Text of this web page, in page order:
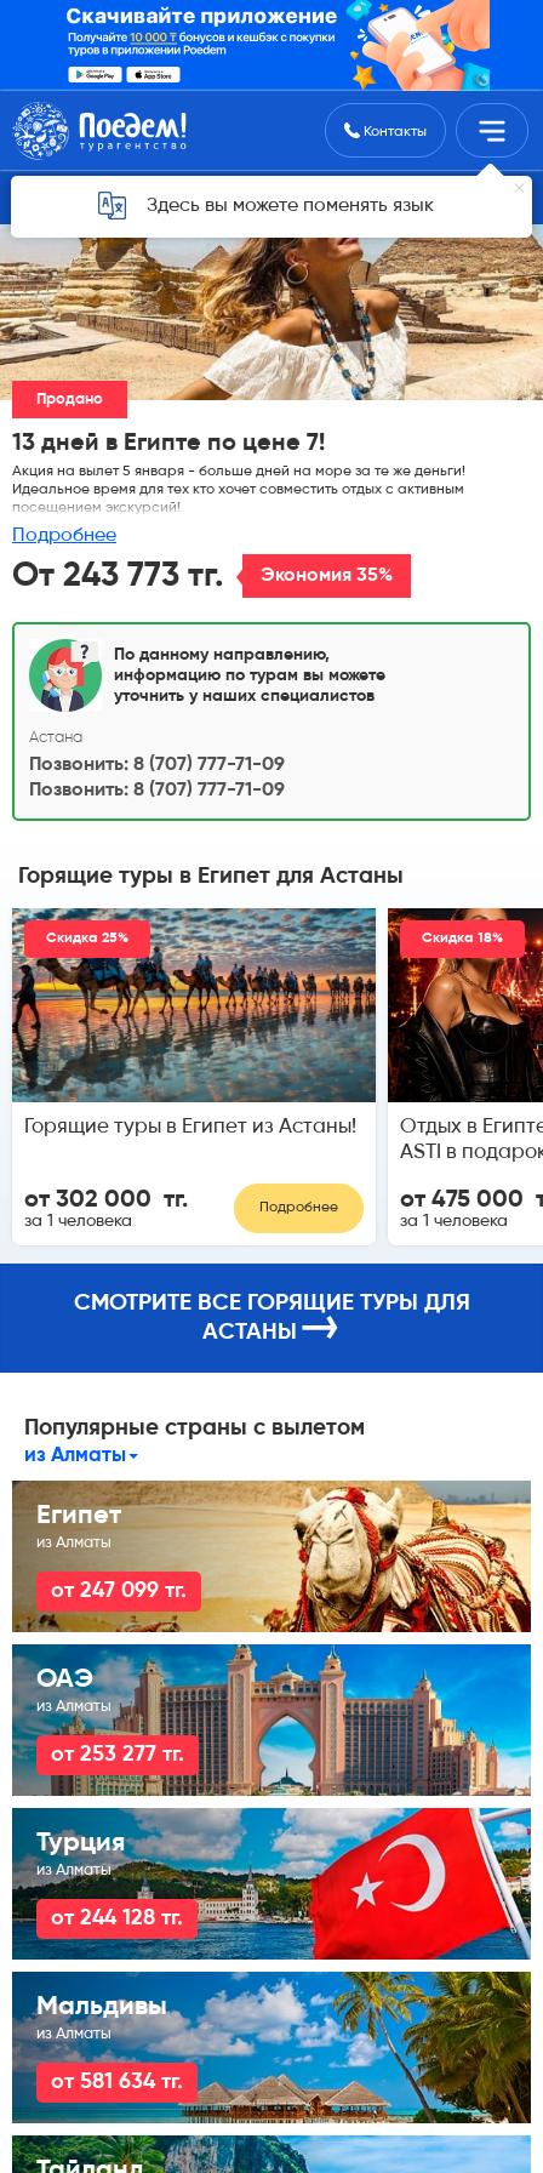
Поиск туровКонтакты
Здесь вы можете поменять язык
Горящие туры для Астаны
Продано
13 дней в Египте по цене 7!
Акция на вылет 5 января - больше дней на море за те же деньги!
Идеальное время для тех кто хочет совместить отдых с активным
посещением экскурсий!
Подробнее
От 243 773 тг. Экономия 35%
По данному направлению,
информацию по турам вы можете
уточнить у наших специалистов
Астана
Позвонить: 8 (707) 777-71-09
Позвонить: 8 (707) 777-71-09
Горящие туры в Египет для Астаны
Скидка 25%
Горящие туры в Египет из Астаны!
от 302 000 тг.
за 1 человека
Подробнее
Скидка 18%
Отдых в
ASTI в
от 475 000
за 1 человека
СМОТРИТЕ ВСЕ ГОРЯЩИЕ ТУРЫ ДЛЯ
АСТАНЫ →
Популярные страны с вылетом
из Алматы
Египет
из Алматы
от 247 099 тг.
ОАЭ
из Алматы
от 253 277 тг.
Турция
из Алматы
от 244 128 тг.
Мальдивы
из Алматы
от 581 634 тг.